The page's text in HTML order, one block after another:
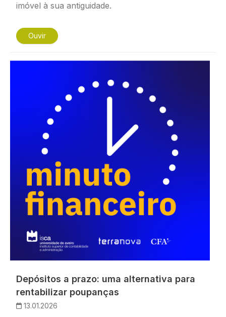
imóvel à sua antiguidade.
Ouvir
Depósitos a prazo: uma alternativa para
rentabilizar poupanças
13.01.2026